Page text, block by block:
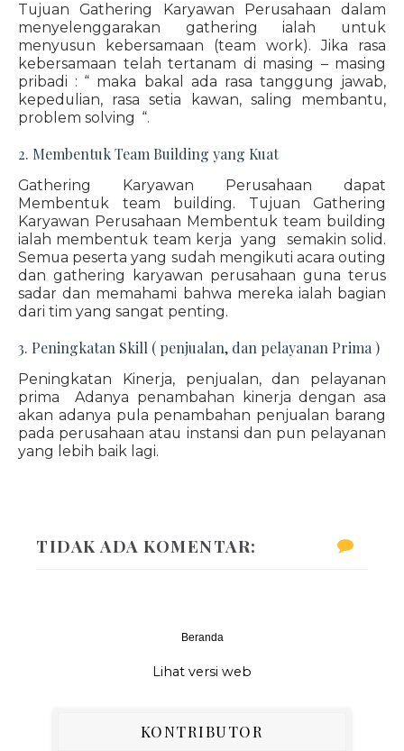
Tujuan Gathering Karyawan Perusahaan dalam
menyelenggarakan gathering ialah untuk
menyusun kebersamaan (team work). Jika rasa
kebersamaan telah tertanam di masing – masing
pribadi : “ maka bakal ada rasa tanggung jawab,
kepedulian, rasa setia kawan, saling membantu,
problem solving “.
2. Membentuk Team Building yang Kuat
Gathering Karyawan Perusahaan dapat
Membentuk team building. Tujuan Gathering
Karyawan Perusahaan Membentuk team building
ialah membentuk team kerja yang semakin solid.
Semua peserta yang sudah mengikuti acara outing
dan gathering karyawan perusahaan guna terus
sadar dan memahami bahwa mereka ialah bagian
dari tim yang sangat penting.
3. Peningkatan Skill ( penjualan, dan pelayanan Prima )
Peningkatan Kinerja, penjualan, dan pelayanan
prima Adanya penambahan kinerja dengan asa
akan adanya pula penambahan penjualan barang
pada perusahaan atau instansi dan pun pelayanan
yang lebih baik lagi.
TIDAK ADA KOMENTAR:
Beranda
Lihat versi web
KONTRIBUTOR